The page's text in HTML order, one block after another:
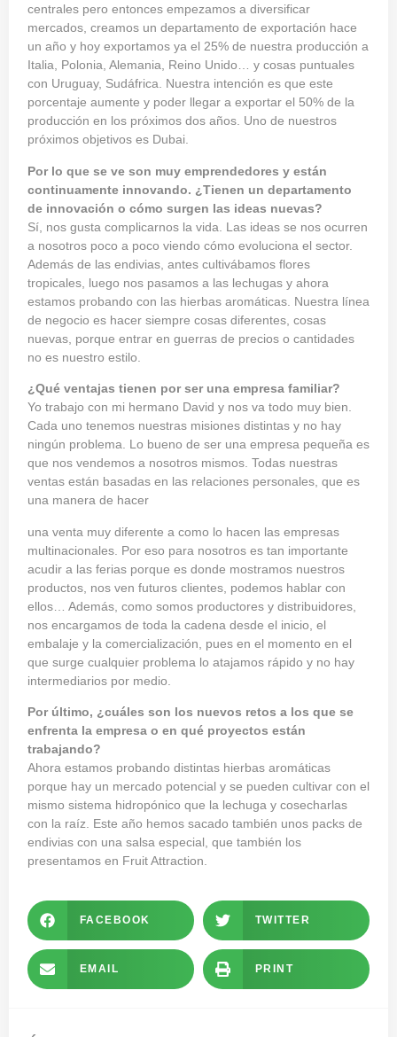
centrales pero entonces empezamos a diversificar
mercados, creamos un departamento de exportación hace
un año y hoy exportamos ya el 25% de nuestra producción a
Italia, Polonia, Alemania, Reino Unido… y cosas puntuales
con Uruguay, Sudáfrica. Nuestra intención es que este
porcentaje aumente y poder llegar a exportar el 50% de la
producción en los próximos dos años. Uno de nuestros
próximos objetivos es Dubai.
Por lo que se ve son muy emprendedores y están
continuamente innovando. ¿Tienen un departamento
de innovación o cómo surgen las ideas nuevas?
Sí, nos gusta complicarnos la vida. Las ideas se nos ocurren
a nosotros poco a poco viendo cómo evoluciona el sector.
Además de las endivias, antes cultivábamos flores
tropicales, luego nos pasamos a las lechugas y ahora
estamos probando con las hierbas aromáticas. Nuestra línea
de negocio es hacer siempre cosas diferentes, cosas
nuevas, porque entrar en guerras de precios o cantidades
no es nuestro estilo.
¿Qué ventajas tienen por ser una empresa familiar?
Yo trabajo con mi hermano David y nos va todo muy bien.
Cada uno tenemos nuestras misiones distintas y no hay
ningún problema. Lo bueno de ser una empresa pequeña es
que nos vendemos a nosotros mismos. Todas nuestras
ventas están basadas en las relaciones personales, que es
una manera de hacer
una venta muy diferente a como lo hacen las empresas
multinacionales. Por eso para nosotros es tan importante
acudir a las ferias porque es donde mostramos nuestros
productos, nos ven futuros clientes, podemos hablar con
ellos… Además, como somos productores y distribuidores,
nos encargamos de toda la cadena desde el inicio, el
embalaje y la comercialización, pues en el momento en el
que surge cualquier problema lo atajamos rápido y no hay
intermediarios por medio.
Por último, ¿cuáles son los nuevos retos a los que se
enfrenta la empresa o en qué proyectos están
trabajando?
Ahora estamos probando distintas hierbas aromáticas
porque hay un mercado potencial y se pueden cultivar con el
mismo sistema hidropónico que la lechuga y cosecharlas
con la raíz. Este año hemos sacado también unos packs de
endivias con una salsa especial, que también los
presentamos en Fruit Attraction.
FACEBOOK TWITTER
EMAIL PRINT